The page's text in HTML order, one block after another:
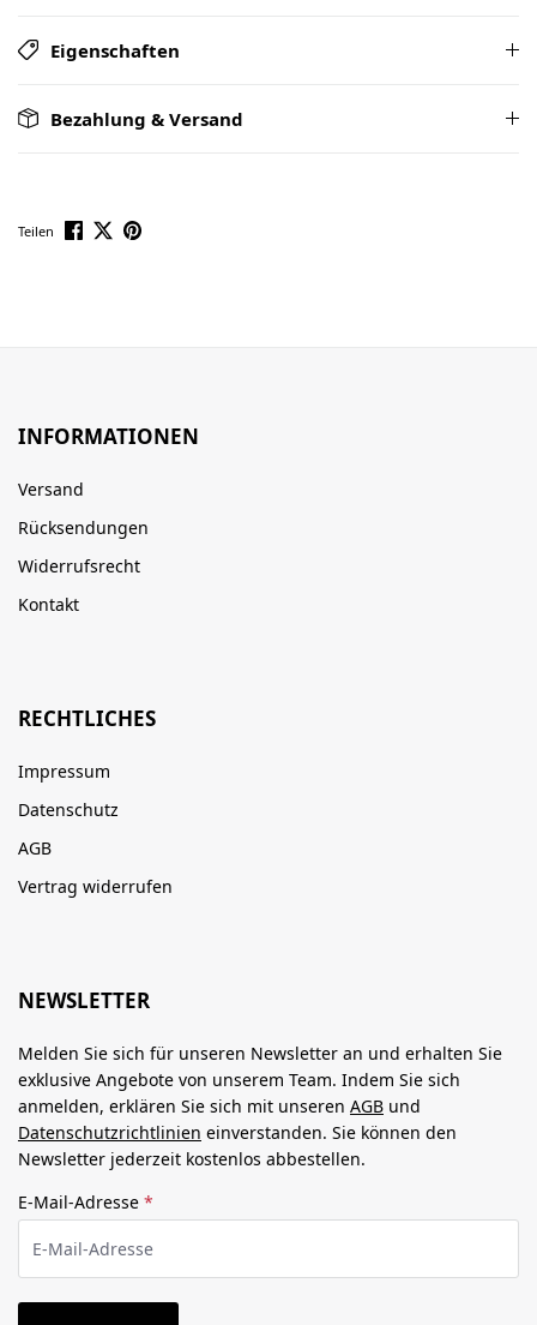
Eigenschaften
Bezahlung & Versand
Teilen
INFORMATIONEN
Versand
Rücksendungen
Widerrufsrecht
Kontakt
RECHTLICHES
Impressum
Datenschutz
AGB
Vertrag widerrufen
NEWSLETTER
Melden Sie sich für unseren Newsletter an und erhalten Sie
exklusive Angebote von unserem Team. Indem Sie sich
anmelden, erklären Sie sich mit unseren AGB und
Datenschutzrichtlinien einverstanden. Sie können den
Newsletter jederzeit kostenlos abbestellen.
E-Mail-Adresse *